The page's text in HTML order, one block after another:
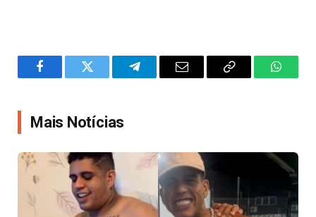
FacebookTwitter TelegramEmail
Copy
Mais Notícias